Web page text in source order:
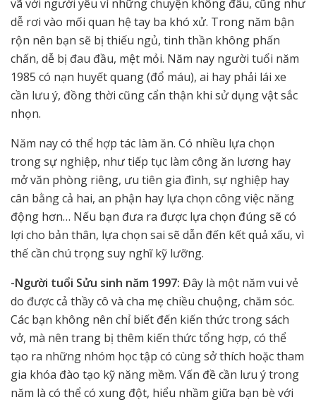
vã với người yêu vì những chuyện không đâu, cũng như
dễ rơi vào mối quan hệ tay ba khó xử. Trong năm bận
rộn nên bạn sẽ bị thiếu ngủ, tinh thần không phấn
chấn, dễ bị đau đầu, mệt mỏi. Năm nay người tuổi năm
1985 có nạn huyết quang (đổ máu), ai hay phải lái xe
cần lưu ý, đồng thời cũng cẩn thận khi sử dụng vật sắc
nhọn.
Năm nay có thể hợp tác làm ăn. Có nhiều lựa chọn
trong sự nghiệp, như tiếp tục làm công ăn lương hay
mở văn phòng riêng, ưu tiên gia đình, sự nghiệp hay
cân bằng cả hai, an phận hay lựa chọn công việc năng
động hơn… Nếu bạn đưa ra được lựa chọn đúng sẽ có
lợi cho bản thân, lựa chọn sai sẽ dẫn đến kết quả xấu, vì
thế cần chú trọng suy nghĩ kỹ lưỡng.
-Người tuổi Sửu sinh năm 1997: Đây là một năm vui vẻ
do được cả thầy cô và cha mẹ chiều chuộng, chăm sóc.
Các bạn không nên chỉ biết đến kiến thức trong sách
vở, mà nên trang bị thêm kiến thức tổng hợp, có thể
tạo ra những nhóm học tập có cùng sở thích hoặc tham
gia khóa đào tạo kỹ năng mềm. Vấn đề cần lưu ý trong
năm là có thể có xung đột, hiểu nhầm giữa bạn bè với